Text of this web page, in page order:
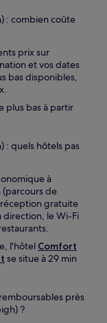
: combien coûte
prix sur
et vos dates
bas disponibles,
plus bas à partir
: quels hôtels pas
à
de
gratuite
direction, le Wi-Fi
l'hôtel Comfort
se situe à 29 min
près
?